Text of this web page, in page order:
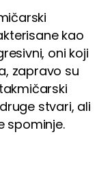
kao
oni koji
zapravo su
stvari, ali
spominje.